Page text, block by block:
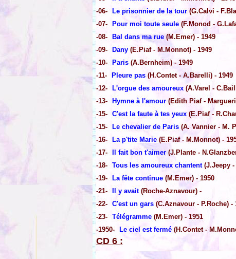
-06-
Le prisonnier de la tour (G.Calvi -
-07-
Pour moi toute seule(F.Monod -
-08-
Bal dans ma rue(M.Emer) - 1949
-09-
Dany(E.Piaf - M.Monnot) - 1949
-10-
Paris (A.Bernheim) - 1949
-11-
Pleure pas(H.Contet - A.Barelli) - 1949
-12-
L'orgue des amoureux(A.Varel -
-13-
Hymne à l'amour (Edith Piaf -
-15-
C'est la faute à tes yeux(E.Piaf -
-15-
Le chevalier de Paris(A. Vannier - M.
-16-
La p'tite Marie(E.Piaf - M.Monnot) -
-17-
Il fait bon t'aimer(J.Plante -
-18-
Tous les amoureux chantent(J.Jeepy -
-19-
La fête continue(M.Emer) - 1950
-21-
Il y avait(Roche-Aznavour) -
-22-
C'est un gars(C.Aznavour - P.Roche) -
-23-
Télégramme(M.Emer) - 1951
-1950-
Le ciel est fermé(H.Contet -
CD 6 :